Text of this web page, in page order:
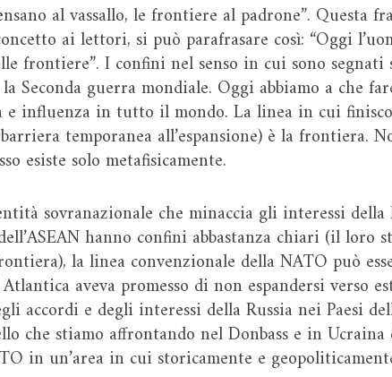
al vassallo, le frontiere al padrone”. Questa
ai lettori, si può parafrasare così: “Oggi
frontiere”. I confini nel senso in cui sono
Seconda guerra mondiale. Oggi abbiamo a che
e influenza in tutto il mondo. La linea in cui
temporanea all’espansione) è la frontiera.
esiste solo metafisicamente.
sovranazionale che minaccia gli interessi
hanno confini abbastanza chiari (il
la linea convenzionale della NATO può
aveva promesso di non espandersi verso
accordi e degli interessi della Russia nei Paesi
che stiamo affrontando nel Donbass e in
in un’area in cui storicamente e